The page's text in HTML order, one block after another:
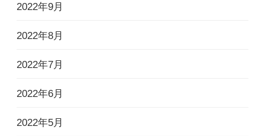
2022年9月
2022年8月
2022年7月
2022年6月
2022年5月